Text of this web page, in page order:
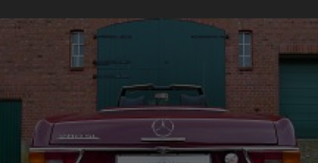
DER AUTOJÄGER
KONTAKT
ENGLISH
0 1515 / 466 66 80